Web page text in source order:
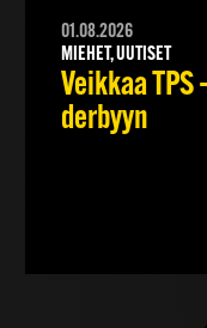
01.08.2026
MIEHET, UUTISET
Veikkaa
derbyyn